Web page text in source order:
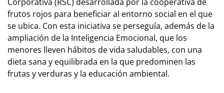
frutos rojos para beneficiar al entorno social en el que
se ubica. Con esta iniciativa se perseguía, además de la
ampliación de la Inteligencia Emocional, que los
menores lleven hábitos de vida saludables, con una
dieta sana y equilibrada en la que predominen las
frutas y verduras y la educación ambiental.